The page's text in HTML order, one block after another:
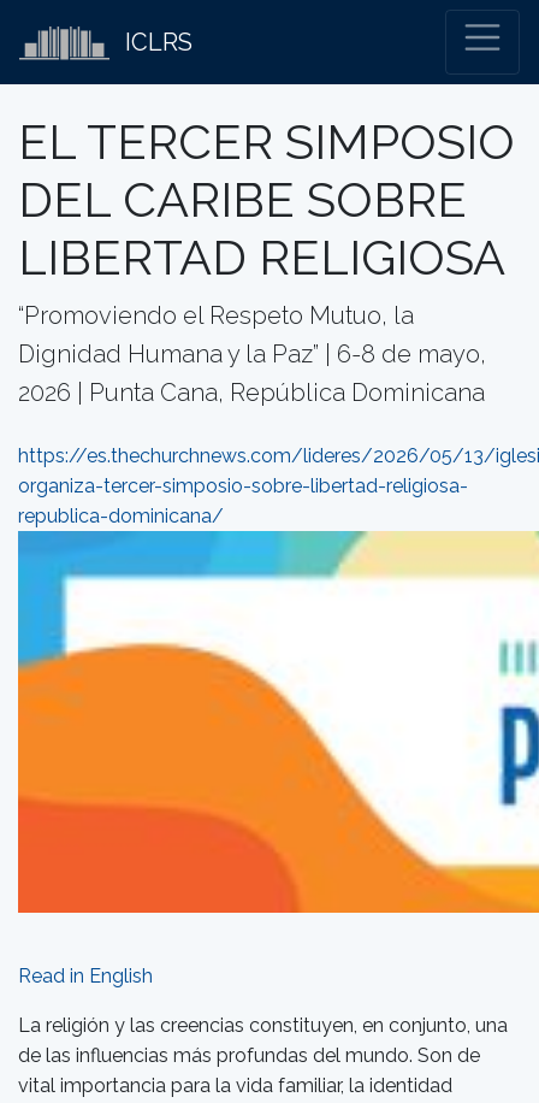
ICLRS
EL TERCER SIMPOSIO
DEL CARIBE SOBRE
LIBERTAD RELIGIOSA
“Promoviendo el Respeto Mutuo, la
Dignidad Humana y la Paz” | 6-8 de mayo,
2026 | Punta Cana, República Dominicana
https://es.thechurchnews.com/lideres/2026/05/13/
organiza-tercer-simposio-sobre-libertad-religiosa-
republica-dominicana/
Read in English
La religión y las creencias constituyen, en conjunto, una
de las influencias más profundas del mundo. Son de
vital importancia para la vida familiar, la identidad